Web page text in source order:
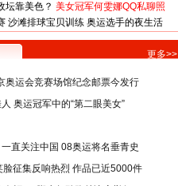
坛靠美色？ 美女冠军何雯娜QQ私聊照
沙滩排球宝贝训练 奥运选手的夜生活
更多>>
奥运会竞赛场馆纪念邮票今发行
奥运冠军中的“第二眼美女”
直关注中国 08奥运将名垂青史
征集反响热烈 作品已近5000件